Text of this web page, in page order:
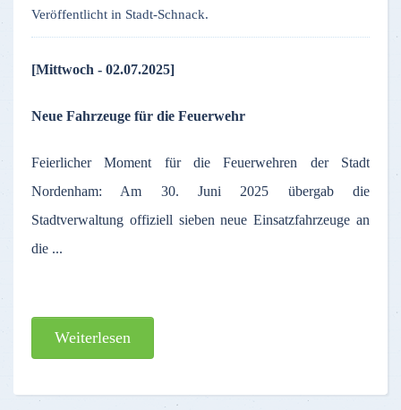
Veröffentlicht in Stadt-Schnack.
[Mittwoch - 02.07.2025]
Neue Fahrzeuge für die Feuerwehr
Feierlicher Moment für die Feuerwehren der Stadt
Nordenham: Am 30. Juni 2025 übergab die
Stadtverwaltung offiziell sieben neue Einsatzfahrzeuge an
die ...
Weiterlesen